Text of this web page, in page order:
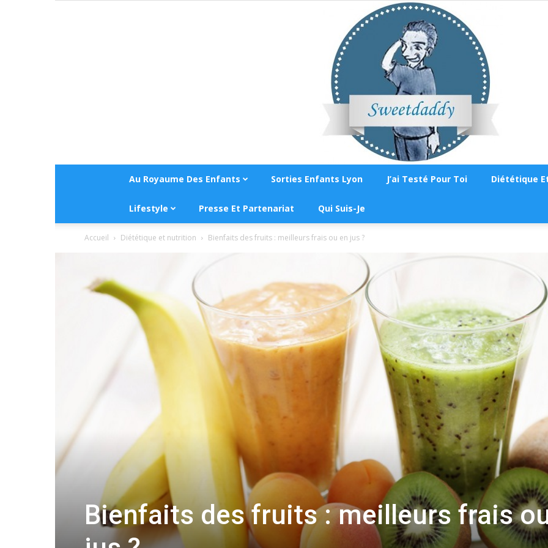
Au Royaume Des Enfants Sorties Enfants Lyon J’ai Testé Pour Toi Diététique
Lifestyle Presse Et Partenariat Qui Suis-Je
Accueil Diététique et nutrition Bienfaits des fruits : meilleurs frais ou en jus ?
Bienfaits des fruits : meilleurs frais